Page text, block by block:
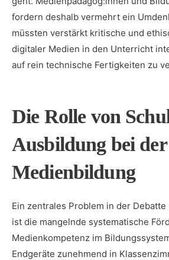
fordern deshalb vermehrt ein
müssten verstärkt kritische und
digitaler Medien in den Unterricht
auf rein technische Fertigkeiten zu
Die Rolle von
Ausbildung bei der
Medienbildung
Ein zentrales Problem in der
ist die mangelnde systematische
Medienkompetenz im
Endgeräte zunehmend in